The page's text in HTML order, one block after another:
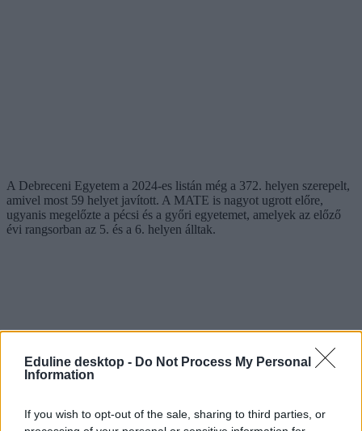
Eduline desktop - Do Not Process My Personal
Information
If you wish to opt-out of the sale, sharing to third parties, or
A Debreceni Egyetem a 2024-es listán még a 372. helyen szerepelt,
amivel most 59 helyet javított. A MATE is nagyot ugrott előre,
ugyanis megelőzte a pécsi és a győri egyetemet, amelyek az előző
évi rangsorban az 5. és a 6. helyen álltak.